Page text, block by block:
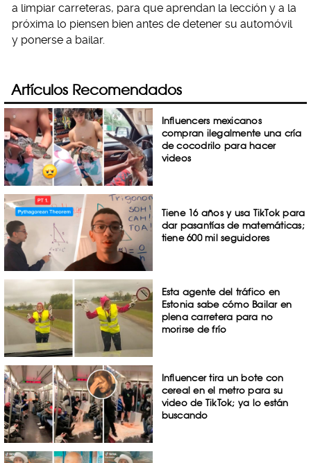
a limpiar carreteras, para que aprendan la lección y a la
próxima lo piensen bien antes de detener su automóvil
y ponerse a bailar.
Artículos Recomendados
Influencers mexicanos
compran ilegalmente una cría
de cocodrilo para hacer
videos
Tiene 16 años y usa TikTok para
dar pasantías de matemáticas;
tiene 600 mil seguidores
Esta agente del tráfico en
Estonia sabe cómo Bailar en
plena carretera para no
morirse de frío
Influencer tira un bote con
cereal en el metro para su
video de TikTok; ya lo están
buscando